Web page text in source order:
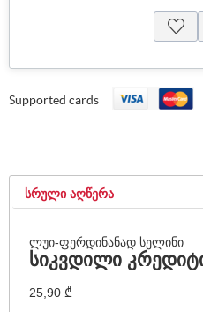
Supported cards
ᲡᲠᲣᲚᲘ ᲐᲦᲬᲔᲠᲐ
ლუი-ფერდინანად სელინი
სიკვდილი
25,90 ₾